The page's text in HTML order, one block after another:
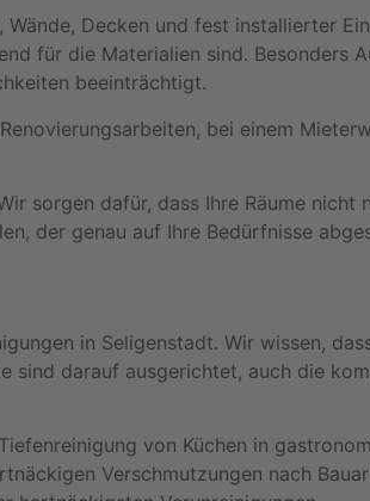
Decken und fest installierter
für die Materialien sind. Besonders
beeinträchtigt.
bei einem
sorgen dafür, dass Ihre Räume nicht
der genau auf Ihre Bedürfnisse
in Seligenstadt. Wir wissen,
sind darauf ausgerichtet, auch die
von Küchen in
Verschmutzungen nach